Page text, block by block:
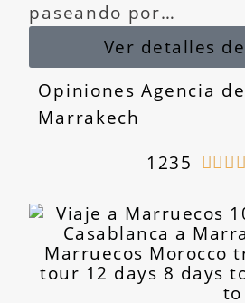
paseando por…
Ver detalles
Opiniones Agencia
Marrakech
1235
   